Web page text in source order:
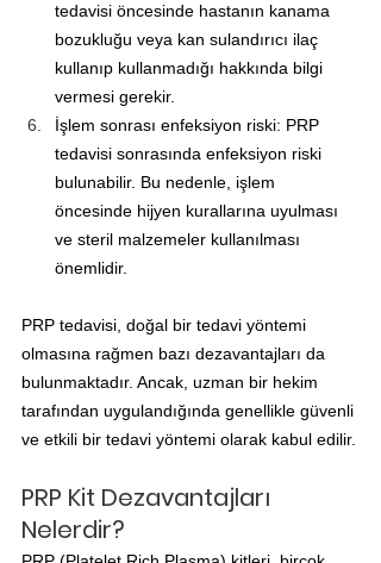
tedavisi öncesinde hastanın kanama
bozukluğu veya kan sulandırıcı ilaç
kullanıp kullanmadığı hakkında bilgi
vermesi gerekir.
İşlem sonrası enfeksiyon riski: PRP
tedavisi sonrasında enfeksiyon riski
bulunabilir. Bu nedenle, işlem
öncesinde hijyen kurallarına uyulması
ve steril malzemeler kullanılması
önemlidir.
PRP tedavisi, doğal bir tedavi yöntemi
olmasına rağmen bazı dezavantajları da
bulunmaktadır. Ancak, uzman bir hekim
tarafından uygulandığında genellikle güvenli
ve etkili bir tedavi yöntemi olarak kabul edilir.
PRP Kit Dezavantajları
Nelerdir?